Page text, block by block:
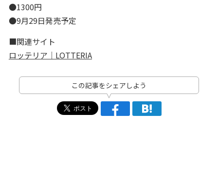
●1300円
●9月29日発売予定
■関連サイト
ロッテリア｜LOTTERIA
この記事をシェアしよう